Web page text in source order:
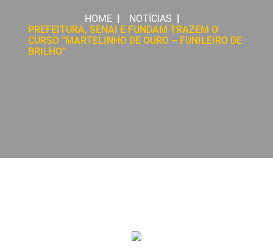
HOME
NOTÍCIAS
PREFEITURA, SENAI E FUNDAM TRAZEM O
CURSO “MARTELINHO DE OURO – FUNILEIRO DE
BRILHO”